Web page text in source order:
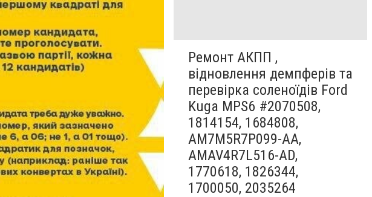
Ремонт АКПП ,
відновлення демпферів та
перевірка соленоїдів Ford
Kuga MPS6 #2070508,
1814154, 1684808,
AM7M5R7P099-AA,
AMAV4R7L516-AD,
1770618, 1826344,
1700050, 2035264